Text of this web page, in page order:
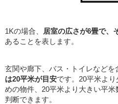
1Kの場合、 居室の広さが6畳で、
あることを表します。
玄関や廊下、バス・トイレなどを
は20平米が目安です。20平米よ
めの物件、20平米より大きい平
判断できます。